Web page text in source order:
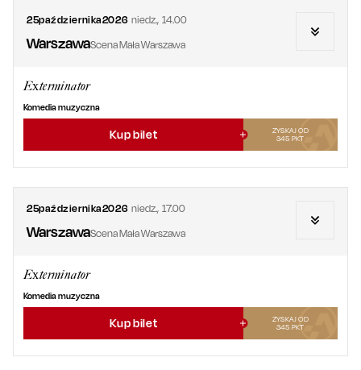
25października2026 niedz.,14.00
WarszawaScena Mała Warszawa
Exterminator
Komedia muzyczna
Kup bilet
ZYSKAJ OD
345 PKT
25października2026 niedz.,17.00
WarszawaScena Mała Warszawa
Exterminator
Komedia muzyczna
Kup bilet
ZYSKAJ OD
345 PKT